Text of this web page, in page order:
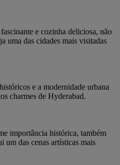
e cozinha deliciosa, não
uma das cidades mais visitadas
e a modernidade urbana
charmes de Hyderabad.
importância histórica, também
um das cenas artísticas mais